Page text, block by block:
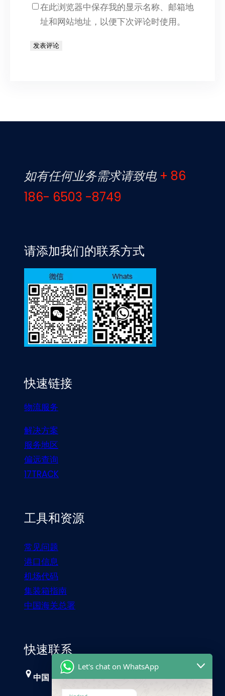
在此浏览器中保存我的显示名称、邮箱地
址和网站地址，以便下次评论时使用。
如有任何业务需求请致电 + 86
186- 6503 -8749
请添加我们的联系方式
快速链接
物流服务
解决方案
服务地区
偏远查询
17TRACK
工具和资源
常见问题
港口信息
机场代码
集装箱指南
中国海关总署
快速联系
中国，广州
Let's chat on WhatsApp